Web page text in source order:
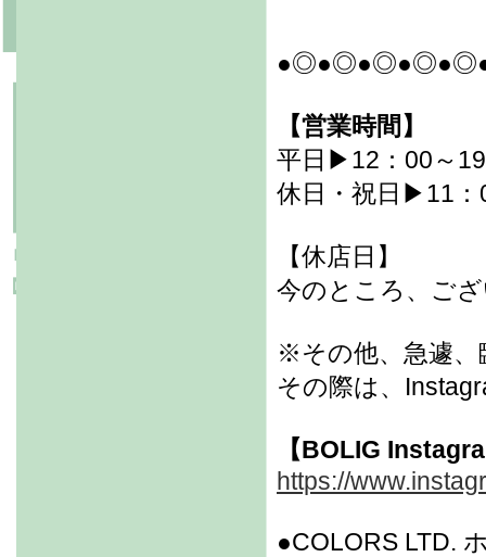
【営業時間】
平日▶12：00～
休日・祝日▶11：
【休店日】
今のところ、ご
※その他、急遽、
その際は、
【BOLIG
https://
●COLORS LTD.